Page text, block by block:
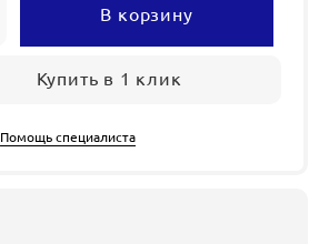
В корзину
Купить в 1 клик
Помощь специалиста